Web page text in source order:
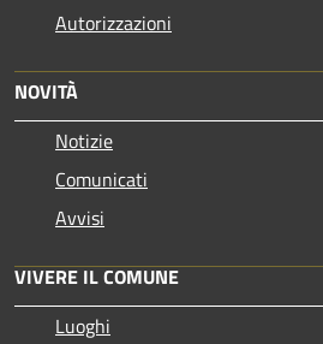
Autorizzazioni
NOVITÀ
Notizie
Comunicati
Avvisi
VIVERE IL COMUNE
Luoghi